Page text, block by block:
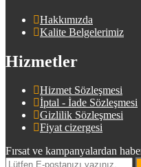
Hakkımızda
Kalite Belgelerimiz
Hizmetler
Hizmet Sözleşmesi
İptal - İade Sözleşmesi
Gizlilik Sözleşmesi
Fiyat cizergesi
Fırsat ve kampanyalardan